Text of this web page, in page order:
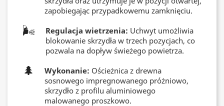
zapobiegając przypadkowemu zamknięciu.
🌬️ Regulacja wietrzenia: Uchwyt umożliwia
blokowanie skrzydła w trzech pozycjach, co
pozwala na dopływ świeżego powietrza.
🌲 Wykonanie: Ościeżnica z drewna
sosnowego impregnowanego próżniowo,
skrzydło z profilu aluminiowego
malowanego proszkowo.